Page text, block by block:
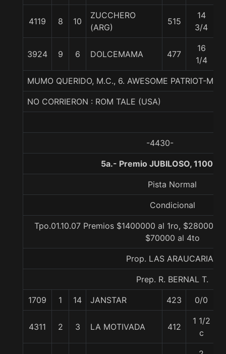
4119 8 10
ZUCCHERO
(ARG)
515
14
3/4
3924 9 6 DOLCEMAMA 477
16
1/4
MUMO QUERIDO, M.C., 6. AWESOME PATRIOT-
NO CORRIERON : ROM TALE (USA)
-4430-
5a.- Premio JUBILOSO, 1100
Pista Normal
Condicional
Tpo.01.10.07 Premios $1400000 al 1ro, $280000
$70000 al 4to
Prop. LAS ARAUCARIAS
Prep. R. BERNAL T.
1709 1 14 JANSTAR 423 0/0
4311 2 3 LA MOTIVADA 412
1 1/2
c